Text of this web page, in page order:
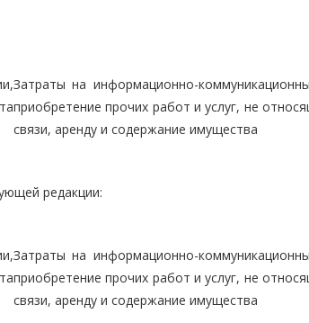
Затраты на информационно-
приобретение прочих работ и услуг, не
связи, аренду и содержание имущества
редакции:
Затраты на информационно-
приобретение прочих работ и услуг, не
связи, аренду и содержание имущества